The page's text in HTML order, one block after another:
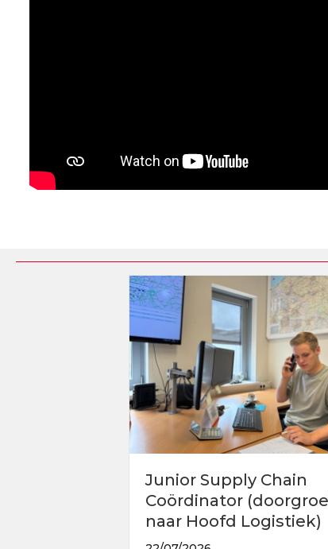
Junior Supply Chain
Coördinator
naar Hoofd Logistiek)